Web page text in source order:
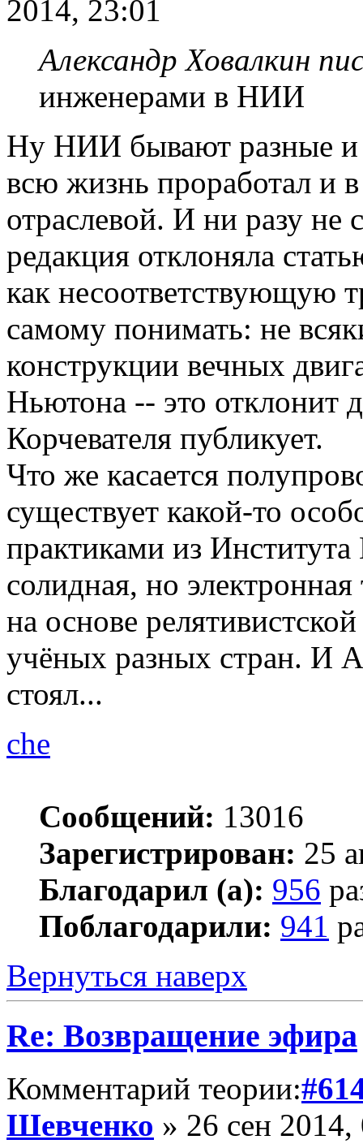
2014, 23:01
Александр Ховалкин
инженерами в НИИ
Ну НИИ бывают разные и
всю жизнь проработал и
отраслевой. И ни разу не
редакция отклоняла
как несоответствующую
самому понимать: не
конструкции вечных
Ньютона -- это отклонит
Корчевателя публикует.
Что же касается
существует какой-то
практиками из
солидная, но электронная
на основе
учёных разных стран. И
стоял...
che
Сообщений: 13016
Зарегистрирован: 25
Благодарил (а): 956
Поблагодарили: 941
Вернуться наверх
Re: Возвращение эфира
Комментарий теории:
Шевченко » 26 сен 2014,